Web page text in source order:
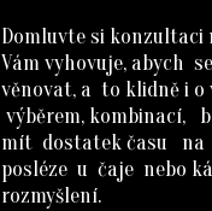
Domluvte si konzultaci
Vám vyhovuje, abych
věnovat, a to klidně i
výběrem, kombinací,
mít dostatek času na
posléze u čaje nebo
rozmyšlení.